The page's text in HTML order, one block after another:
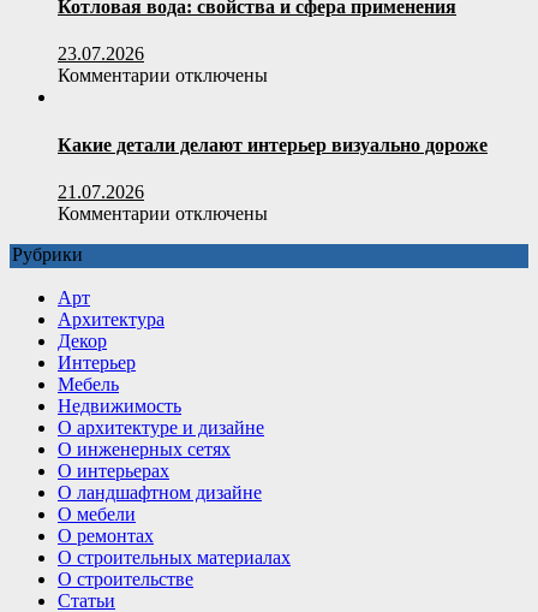
выбор
и
Котловая вода: свойства и сфера применения
23.07.2026
Комментарии к
вода:
свойства
применения
отключены
Какие детали делают интерьер визуально дороже
21.07.2026
Комментарии котключены
Рубрики
Арт
Архитектура
Декор
Интерьер
Мебель
Недвижимость
О архитектуре и дизайне
О инженерных сетях
О интерьерах
О ландшафтном дизайне
О мебели
О ремонтах
О строительных материалах
О строительстве
Статьи